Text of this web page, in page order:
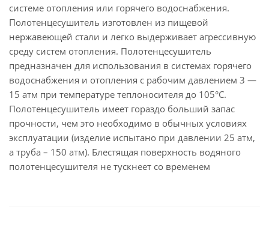
системе отопления или горячего водоснабжения.
Полотенцесушитель изготовлен из пищевой
нержавеющей стали и легко выдерживает агрессивную
среду систем отопления. Полотенцесушитель
предназначен для использования в системах горячего
водоснабжения и отопления с рабочим давлением 3 —
15 атм при температуре теплоносителя до 105°С.
Полотенцесушитель имеет гораздо больший запас
прочности, чем это необходимо в обычных условиях
эксплуатации (изделие испытано при давлении 25 атм,
а труба – 150 атм). Блестящая поверхность водяного
полотенцесушителя не тускнеет со временем